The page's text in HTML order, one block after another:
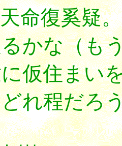
命復奚疑
かな（も
仮住まい
れ程だろ